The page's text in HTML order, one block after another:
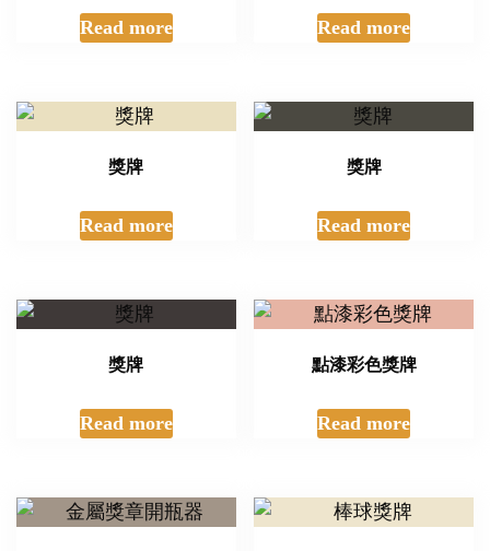
Read more Read more
獎牌
Read more
獎牌
Read more
獎牌
Read more
點漆彩色獎牌
Read more